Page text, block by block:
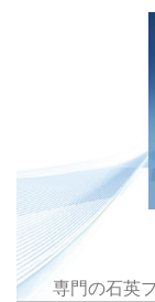
専門の石英